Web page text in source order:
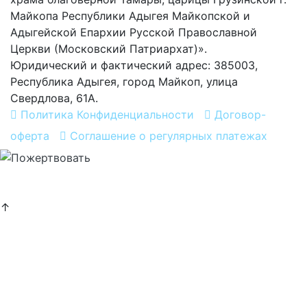
Майкопа Республики Адыгея Майкопской и
Адыгейской Епархии Русской Православной
Церкви (Московский Патриархат)».
Юридический и фактический адрес: 385003,
Республика Адыгея, город Майкоп, улица
Свердлова, 61А.
Политика Конфиденциальности
Договор-
оферта
Соглашение о регулярных платежах
↑